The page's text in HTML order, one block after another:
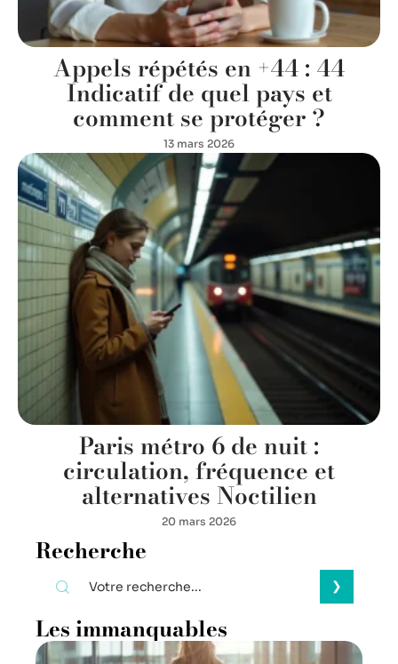
Appels répétés en +44 : 44
Indicatif de quel pays et
comment se protéger ?
13 mars 2026
Paris métro 6 de nuit :
circulation, fréquence et
alternatives Noctilien
20 mars 2026
Recherche
Les immanquables